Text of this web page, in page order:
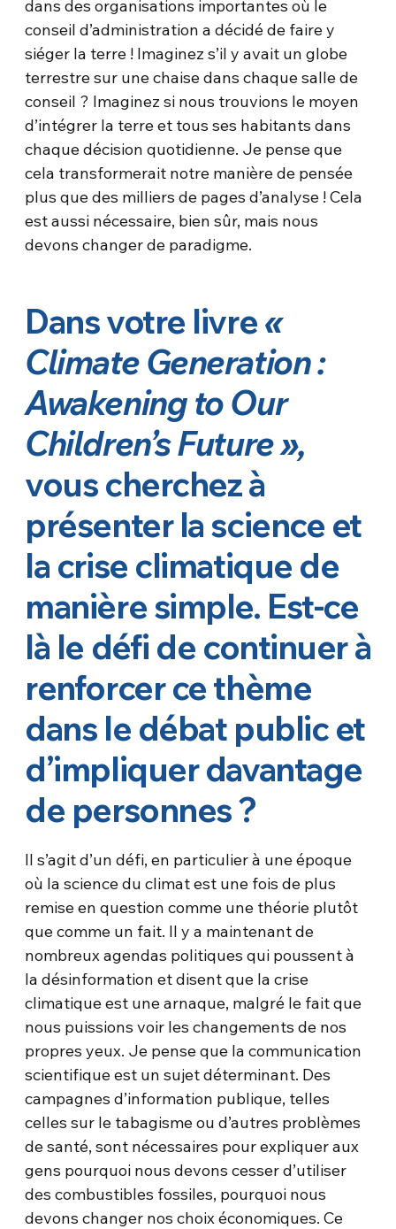
dans des organisations importantes où le
conseil d’administration a décidé de faire y
siéger la terre ! Imaginez s’il y avait un globe
terrestre sur une chaise dans chaque salle de
conseil ? Imaginez si nous trouvions le moyen
d’intégrer la terre et tous ses habitants dans
chaque décision quotidienne. Je pense que
cela transformerait notre manière de pensée
plus que des milliers de pages d’analyse ! Cela
est aussi nécessaire, bien sûr, mais nous
devons changer de paradigme.
Dans votre livre«
Climate Generation :
Awakening to Our
Children’s Future »,
vous cherchez à
présenter la science et
la crise climatique de
manière simple. Est-ce
là le défi de continuer à
renforcer ce thème
dans le débat public et
d’impliquer davantage
de personnes ?
Il s’agit d’un défi, en particulier à une époque
où la science du climat est une fois de plus
remise en question comme une théorie plutôt
que comme un fait. Il y a maintenant de
nombreux agendas politiques qui poussent à
la désinformation et disent que la crise
climatique est une arnaque, malgré le fait que
nous puissions voir les changements de nos
propres yeux. Je pense que la communication
scientifique est un sujet déterminant. Des
campagnes d’information publique, telles
celles sur le tabagisme ou d’autres problèmes
de santé, sont nécessaires pour expliquer aux
gens pourquoi nous devons cesser d’utiliser
des combustibles fossiles, pourquoi nous
devons changer nos choix économiques. Ce